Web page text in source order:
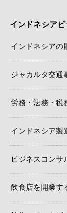
インドネシアビ
インドネシアの
ジャカルタ交通
労務・法務・税
インドネシア製
ビジネスコンサ
飲食店を開業す